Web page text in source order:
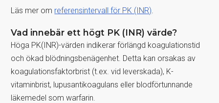
Läs mer om referensintervall för PK (INR)
Vad innebär ett högt PK (INR) värde?
Höga PK(INR)-värden indikerar förlängd koagulationstid
och ökad blödningsbenägenhet. Detta kan orsakas av
koagulationsfaktorbrist (t.ex. vid leverskada), K-
vitaminbrist, lupusantikoagulans eller blodförtunnande
läkemedel som warfarin.